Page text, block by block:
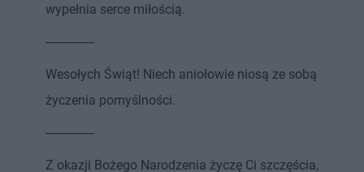
wypełnia serce miłością.
---------------
Wesołych Świąt! Niech aniołowie niosą ze sobą
życzenia pomyślności.
---------------
Z okazji Bożego Narodzenia życzę Ci szczęścia,